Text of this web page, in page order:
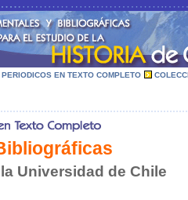
PERIODICOS EN TEXTO COMPLETO
Universidad de Chile